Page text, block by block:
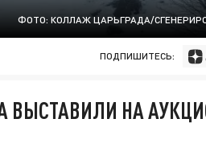
ФОТО: КОЛЛАЖ ЦАРЬГРАДА/
ПОДПИШИТЕСЬ:
ВЫСТАВИЛИ НА